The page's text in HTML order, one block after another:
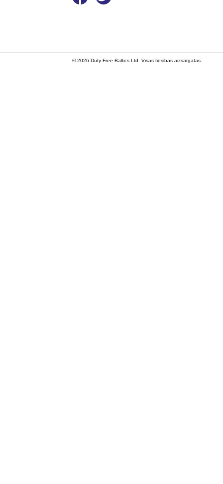
© 2026 Duty Free Baltics Ltd. Visas tiesibas aizsargatas.